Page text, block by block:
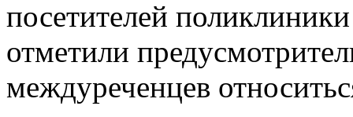
посетителей
отметили
междуреченцев